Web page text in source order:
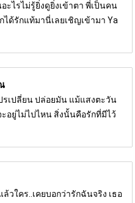
ะไรไม่รู้ยิ่งดูยิ่งเข้าตา พี่เป็นคน
ได้รักแท้มานี่เลยเชิญเข้ามา Ya
รเปลี่ยน ปล่อยมัน แม้แสงตะวัน
อยู่ไม่ไปไหน สิ่งนั้นคือรักที่มีไว้
วใคร..เคยบอกว่ารักฉันจริง เธอ